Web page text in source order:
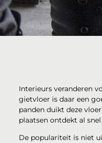
Interieurs veranderen
gietvloer is daar een
panden duikt deze
plaatsen ontdekt al
De populariteit is niet